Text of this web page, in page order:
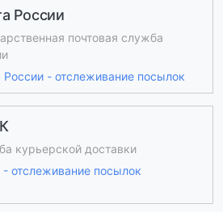
России
почтовая служба
России - отслеживание посылок
курьерской доставки
отслеживание посылок